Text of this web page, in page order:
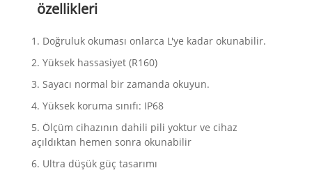
özellikleri
1. Doğruluk okuması onlarca L'ye kadar okunabilir.
2. Yüksek hassasiyet (R160)
3. Sayacı normal bir zamanda okuyun.
4. Yüksek koruma sınıfı: IP68
5. Ölçüm cihazının dahili pili yoktur ve cihaz
açıldıktan hemen sonra okunabilir
6. Ultra düşük güç tasarımı